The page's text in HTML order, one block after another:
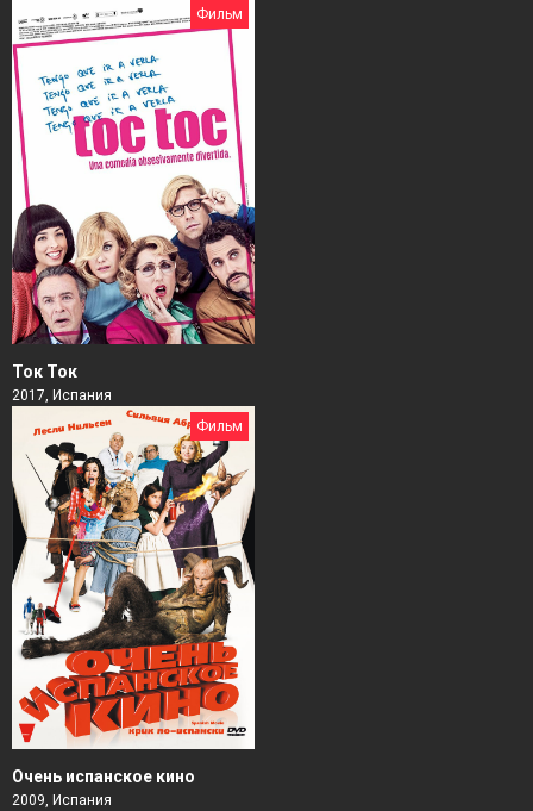
Фильм
Ток Ток
2017, Испания
Фильм
Очень испанское кино
2009, Испания